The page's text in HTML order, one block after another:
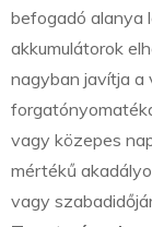
befogadó alanya
akkumulátorok
nagyban javítja a
vagy közepes
mértékű
vagy